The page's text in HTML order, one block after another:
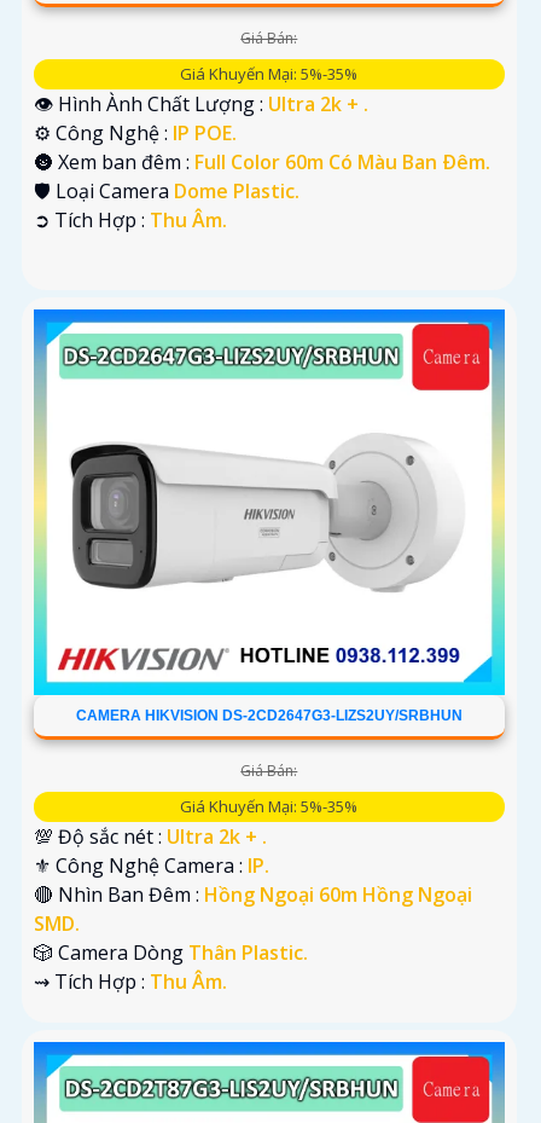
Giá Bán:
Giá Khuyến Mại: 5%-35%
👁 Hình Ành Chất Lượng : Ultra 2k + .
⚙ Công Nghệ : IP POE.
🌚 Xem ban đêm : Full Color 60m Có Màu Ban Ðêm.
🛡 Loại Camera Dome Plastic.
️➲ Tích Hợp : Thu Âm.
CAMERA HIKVISION DS-2CD2647G3-LIZS2UY/SRBHUN
Giá Bán:
Giá Khuyến Mại: 5%-35%
💯 Độ sắc nét : Ultra 2k + .
⚜️ Công Nghệ Camera : IP.
🔴 Nhìn Ban Đêm : Hồng Ngoại 60m Hồng Ngoại
SMD.
🎲 Camera Dòng Thân Plastic.
️⇝ Tích Hợp : Thu Âm.